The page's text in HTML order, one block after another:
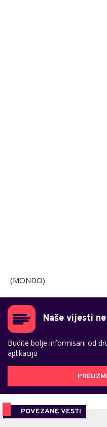
(MONDO)
Naše vijesti
Budite bolje informisani od
aplikaciju
POVEZANE VESTI